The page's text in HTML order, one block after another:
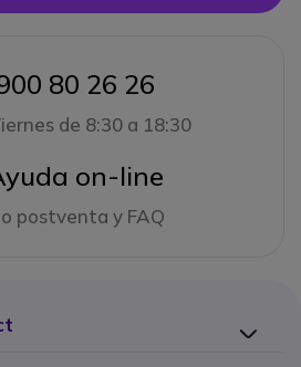
80 26 26
de 8:30 a 18:30
on-line
postventa y FAQ